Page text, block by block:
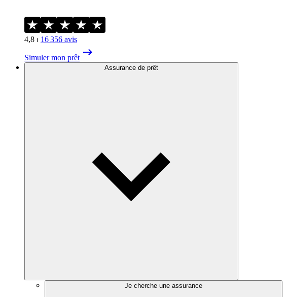
4,8 ⏐ 16 356 avis
Simuler mon prêt
Assurance de prêt
Je cherche une assurance